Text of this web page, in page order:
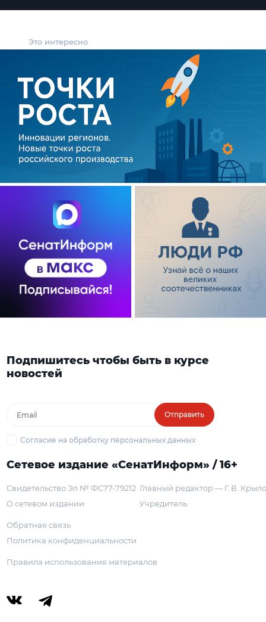
Это интересно
Подпишитесь чтобы быть в курсе
новостей
Отправить
Согласие на обработку персональных данных
Сетевое издание «СенатИнформ» / 16+
Свидетельство Эл № ФС77-79212
О сетевом издании
Главный редактор — Г. В.
Учредитель
Обратная связь
Политика конфиденциальности
Правила использования материалов